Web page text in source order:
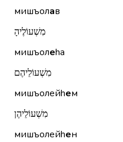
мишъолав
מִשְׁעוֹלֶיהָ
мишъолеhа
מִשְׁעוֹלֵיהֶם
мишъолейhем
מִשְׁעוֹלֵיהֶן
мишъолейhен